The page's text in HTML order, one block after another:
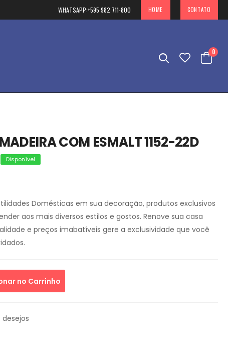
WHATSAPP:+595 982 711-800 HOME CONTATO
0
COM ESMALT 1152-22D
Disponível
Domésticas em sua decoração, produtos exclusivos
aos mais diversos estilos e gostos. Renove sua casa
e preços imabatíveis gere a exclusividade que você
no Carrinho
desejos